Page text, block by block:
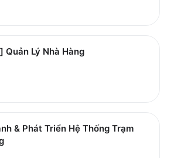
Quản Lý Nhà Hàng
& Phát Triển Hệ Thống Trạm